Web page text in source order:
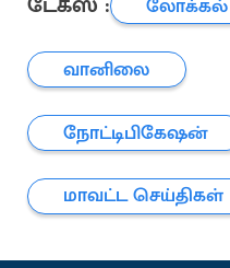
வானிலை
நோட்டிபிகேஷன்
மாவட்ட செய்திகள்